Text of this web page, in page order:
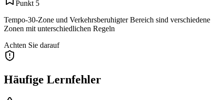
Punkt 5
Tempo-30-Zone und Verkehrsberuhigter Bereich sind verschiedene
Zonen mit unterschiedlichen Regeln
Achten Sie darauf
Häufige Lernfehler